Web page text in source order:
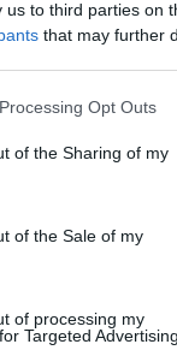
us to third parties on
that may further
website/app uses one
or usage behaviour.
to Google and its
specified purposes
Opt Outs
of the Sharing of my
of the Sale of my
of processing my
Targeted Advertising.